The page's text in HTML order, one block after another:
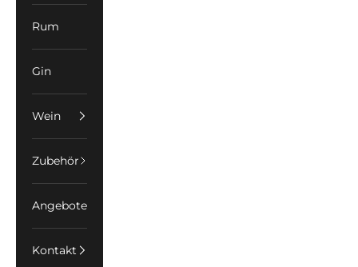
Rum
Gin
Wein
Zubehör
Angebote
Kontakt